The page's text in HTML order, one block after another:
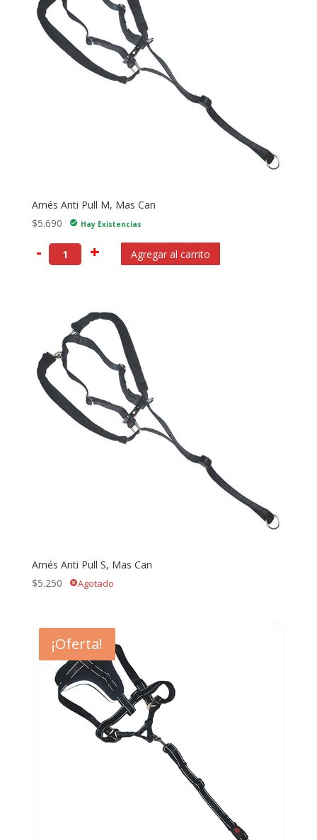
Arnés Anti Pull M, Mas Can
$5.690 check_circle Hay Existencias
- + Agregar al carrito
Arnés Anti Pull S, Mas Can
$5.250 cancelAgotado
- $3.000
¡Oferta!